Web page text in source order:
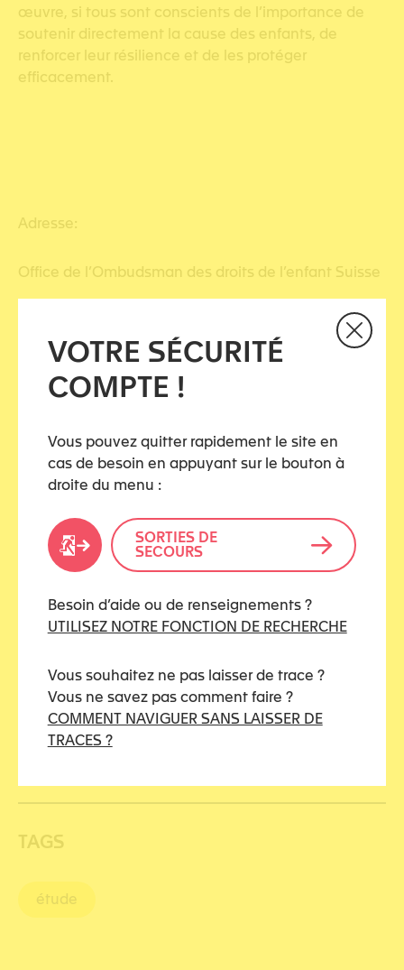
VOTRE SÉCURITÉ
COMPTE !
Vous pouvez quitter rapidement le site en
cas de besoin en appuyant sur le bouton à
droite du menu :
SORTIES DE
SECOURS
Besoin d’aide ou de renseignements ?
UTILISEZ NOTRE FONCTION DE RECHERCHE
Vous souhaitez ne pas laisser de trace ?
Vous ne savez pas comment faire ?
COMMENT NAVIGUER SANS LAISSER DE
TRACES ?
œuvre, si tous sont conscients de l’importance de
soutenir directement la cause des enfants, de
renforcer leur résilience et de les protéger
efficacement.
Adresse:
Office de l’Ombudsman des droits de l’enfant Suisse
Partagez cet article
CATÉGORIES
Justice
Justice civile
TAGS
étude